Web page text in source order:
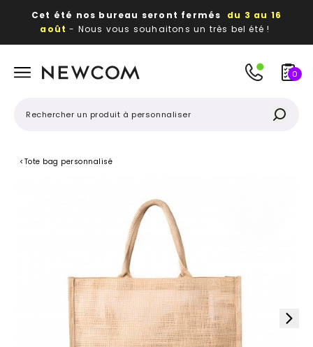
Cet été nos bureau seront fermés du 3 au 16
août - Nous vous souhaitons un très bel été !
publicitaires
0
< Tote bag personnalisé